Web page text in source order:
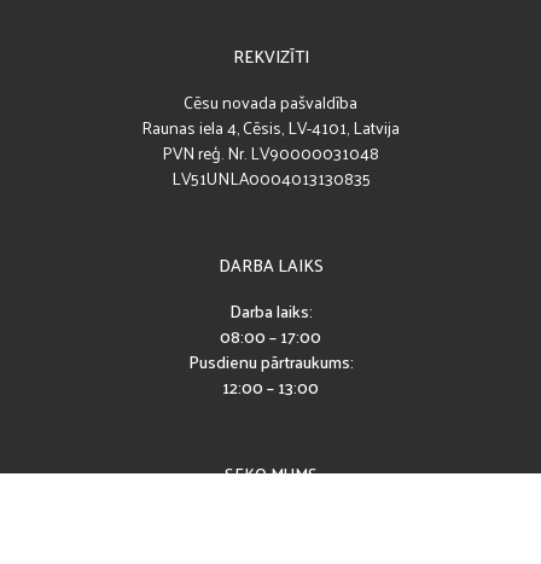
REKVIZĪTI
Cēsu novada pašvaldība
Raunas iela 4, Cēsis, LV-4101, Latvija
PVN reģ. Nr. LV90000031048
LV51UNLA0004013130835
DARBA LAIKS
Darba laiks:
08:00 – 17:00
Pusdienu pārtraukums:
12:00 – 13:00
SEKO MUMS